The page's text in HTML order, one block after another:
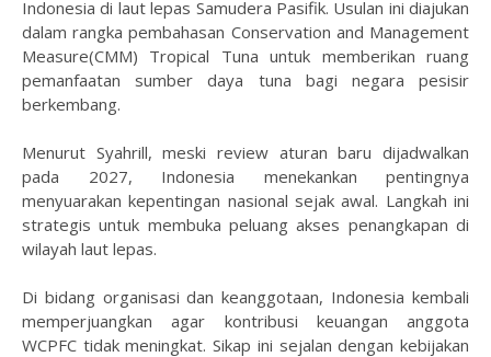
Indonesia di laut lepas Samudera Pasifik. Usulan ini diajukan
dalam rangka pembahasan Conservation and Management
Measure(CMM) Tropical Tuna untuk memberikan ruang
pemanfaatan sumber daya tuna bagi negara pesisir
berkembang.
Menurut Syahrill, meski review aturan baru dijadwalkan
pada 2027, Indonesia menekankan pentingnya
menyuarakan kepentingan nasional sejak awal. Langkah ini
strategis untuk membuka peluang akses penangkapan di
wilayah laut lepas.
Di bidang organisasi dan keanggotaan, Indonesia kembali
memperjuangkan agar kontribusi keuangan anggota
WCPFC tidak meningkat. Sikap ini sejalan dengan kebijakan